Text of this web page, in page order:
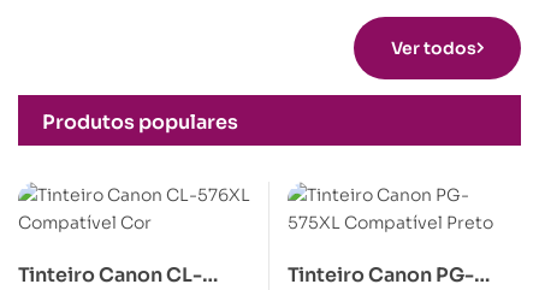
Ver todos
Produtos populares
Tinteiro Canon CL-
Tinteiro Canon PG-